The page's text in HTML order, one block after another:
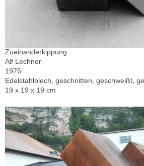
Zueinanderkippung
Alf Lechner
1975
Edelstahlblech, geschnitten, geschweißt,
19 x 19 x 19 cm